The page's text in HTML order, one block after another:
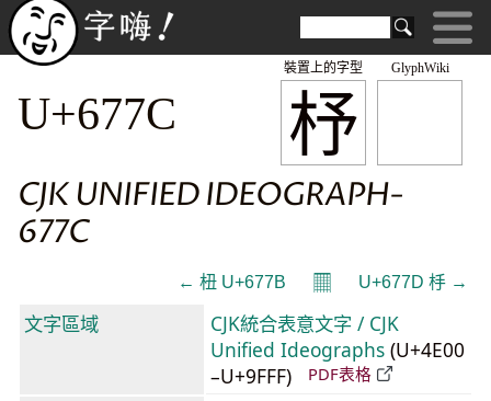
GlyphWiki
杼
裝置上的字型
U+677C
CJK UNIFIED IDEOGRAPH-
677C
← 杻 U+677B 𝄜 U+677D 杽 →
文字區域
CJK統合表意文字 / CJK
Unified Ideographs (U+4E00
–U+9FFF)
PDF表格